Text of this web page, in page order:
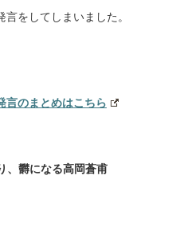
をしてしまいました。
言のまとめはこちら
、欝になる高岡蒼甫